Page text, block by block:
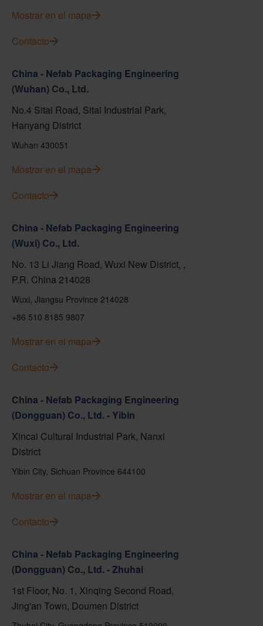
Mostrar en el mapa
Contacto
China - Nefab Packaging Engineering
(Wuhan) Co., Ltd.
No.4 Sitai Road, Sitai Industrial Park,
Hanyang District
Wuhan 430051
Mostrar en el mapa
Contacto
China - Nefab Packaging Engineering
(Wuxi) Co., Ltd.
No. 13 Li Jiang Road, Wuxi New District, ,
P.R. China 214028
Wuxi, Jiangsu Province 214028
+86 510 8185 9807
Mostrar en el mapa
Contacto
China - Nefab Packaging Engineering
(Dongguan) Co., Ltd. - Yibin
Xincai Cultural Industrial Park, Nanxi
District
Yibin City, Sichuan Province 644100
Mostrar en el mapa
Contacto
China - Nefab Packaging Engineering
(Dongguan) Co., Ltd. - Zhuhai
1st Floor, No. 1, Xinqing Second Road,
Jing'an Town, Doumen District